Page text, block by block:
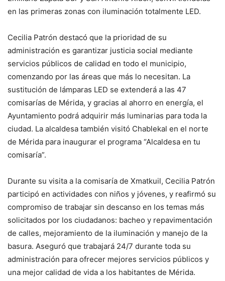
en las primeras zonas con iluminación totalmente LED.
Cecilia Patrón destacó que la prioridad de su
administración es garantizar justicia social mediante
servicios públicos de calidad en todo el municipio,
comenzando por las áreas que más lo necesitan. La
sustitución de lámparas LED se extenderá a las 47
comisarías de Mérida, y gracias al ahorro en energía, el
Ayuntamiento podrá adquirir más luminarias para toda la
ciudad. La alcaldesa también visitó Chablekal en el norte
de Mérida para inaugurar el programa “Alcaldesa en tu
comisaría”.
Durante su visita a la comisaría de Xmatkuil, Cecilia Patrón
participó en actividades con niños y jóvenes, y reafirmó su
compromiso de trabajar sin descanso en los temas más
solicitados por los ciudadanos: bacheo y repavimentación
de calles, mejoramiento de la iluminación y manejo de la
basura. Aseguró que trabajará 24/7 durante toda su
administración para ofrecer mejores servicios públicos y
una mejor calidad de vida a los habitantes de Mérida.